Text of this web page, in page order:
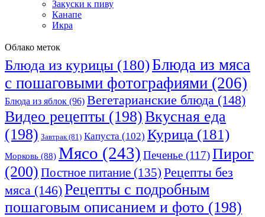
Закуски к пиву
Канапе
Икра
Облако меток
Блюда из курицы (180)Блюда из мяса
с пошаговыми фотографиями (206)
Блюда из яблок (96) Вегетарианские блюда (148)
Видео рецепты (198)Вкусная еда
(198) Завтрак(81) Капуста (102) Курица (181)
Морковь (88) Мясо (243) Печенье (117)Пирог
(200) Постное питание (135) Рецепты без
мяса (146)Рецепты с подробным
пошаговым описанием и фото (198)